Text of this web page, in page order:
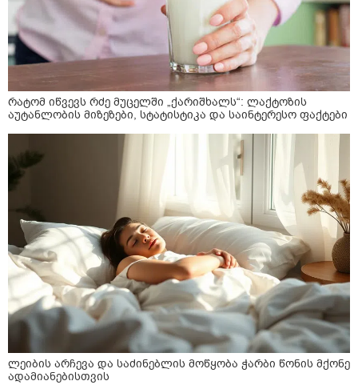
რატომ იწვევს რძე მუცელში „ქარიშხალს“: ლაქტოზის
აუტანლობის მიზეზები, სტატისტიკა და საინტერესო ფაქტები
ლეიბის არჩევა და საძინებლის მოწყობა ჭარბი წონის მქონე
ადამიანებისთვის